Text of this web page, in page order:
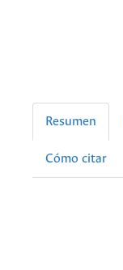
Resumen
Cómo citar